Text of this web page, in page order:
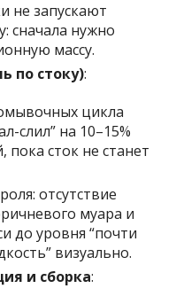
не запускают
сначала нужно
массу.
по стоку):
цикла
слил” на 10–15%
сток не станет
отсутствие
муара и
до уровня “почти
визуально.
и сборка: